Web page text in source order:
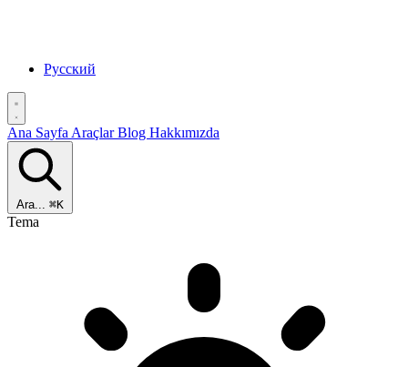
Русский
Ana Sayfa AraçlarBlog Hakkımızda
Ara... ⌘K
Tema